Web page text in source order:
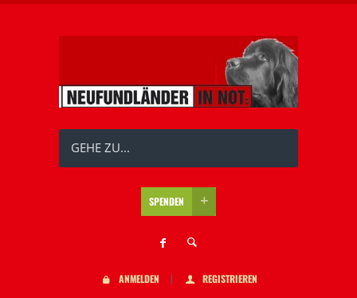
GEHE ZU...
SPENDEN
ANMELDEN REGISTRIEREN